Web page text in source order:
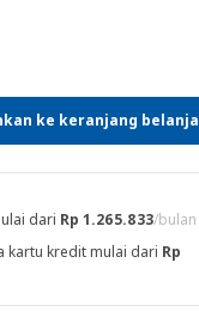
ke keranjang belanja
dari Rp 1.265.833/bulan
kartu kredit mulai dari Rp